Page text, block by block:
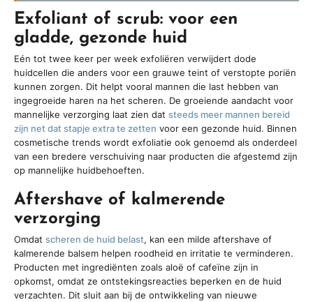
Exfoliant of scrub: voor een
gladde, gezonde huid
Eén tot twee keer per week exfoliëren verwijdert dode
huidcellen die anders voor een grauwe teint of verstopte poriën
kunnen zorgen. Dit helpt vooral mannen die last hebben van
ingegroeide haren na het scheren. De groeiende aandacht voor
mannelijke verzorging laat zien dat steeds meer mannen bereid
zijn net dat stapje extra te zetten voor een gezonde huid. Binnen
cosmetische trends wordt exfoliatie ook genoemd als onderdeel
van een bredere verschuiving naar producten die afgestemd zijn
op mannelijke huidbehoeften.
Aftershave of kalmerende
verzorging
Omdat scheren de huid belast, kan een milde aftershave of
kalmerende balsem helpen roodheid en irritatie te verminderen.
Producten met ingrediënten zoals aloë of cafeïne zijn in
opkomst, omdat ze ontstekingsreacties beperken en de huid
verzachten. Dit sluit aan bij de ontwikkeling van nieuwe